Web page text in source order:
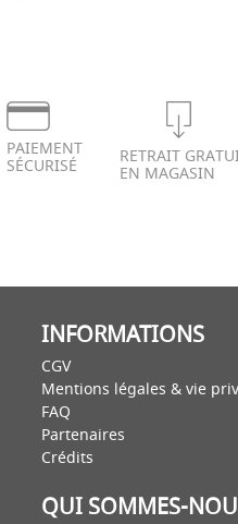
PAIEMENT
SÉCURISÉ RETRAIT
EN MAGASIN
INFORMATIONS
CGV
Mentions légales & vie
FAQ
Partenaires
Crédits
QUI SOMMES-